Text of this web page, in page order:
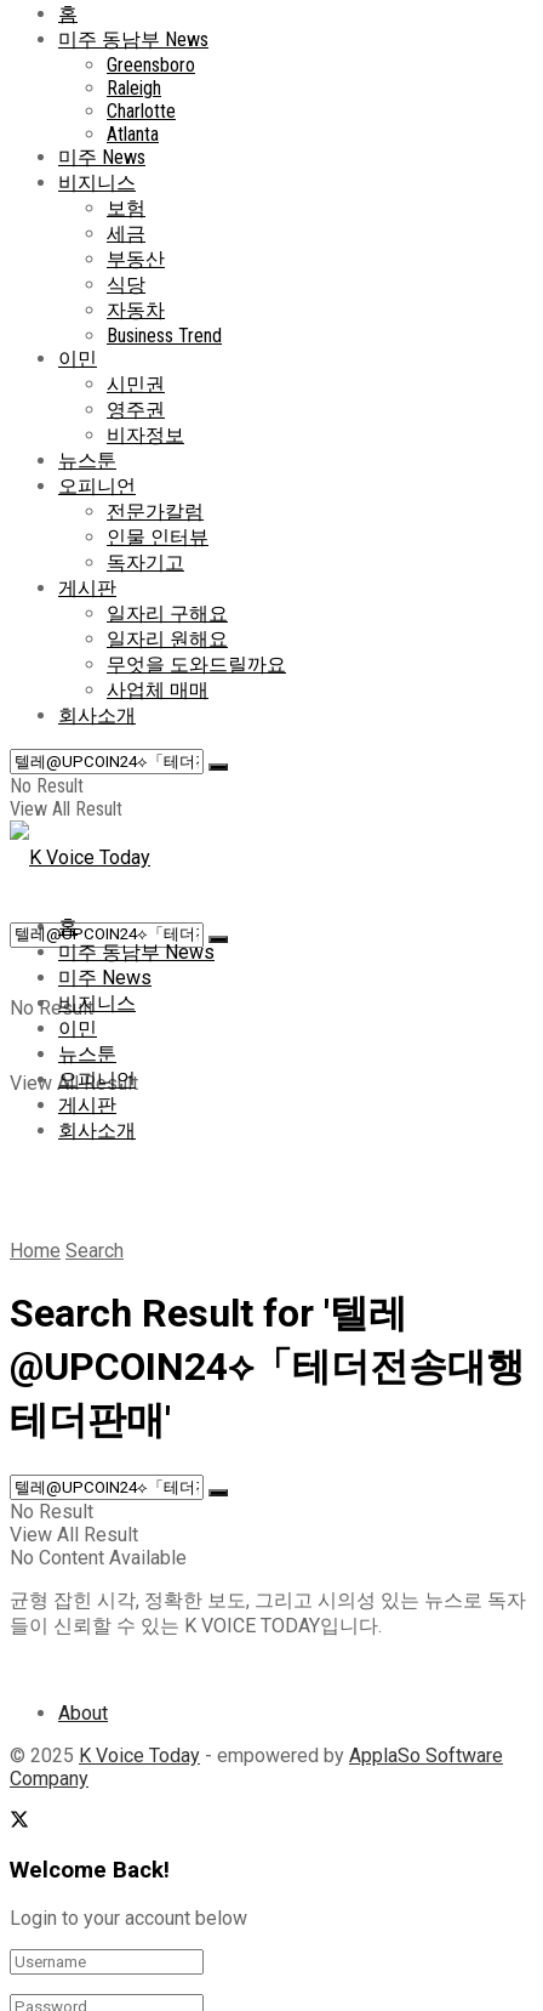
홈
미주 동남부 News
Greensboro
Raleigh
Charlotte
Atlanta
미주 News
비지니스
보험
세금
부동산
식당
자동차
Business Trend
이민
시민권
영주권
비자정보
뉴스툰
오피니언
전문가칼럼
인물 인터뷰
독자기고
게시판
일자리 구해요
일자리 원해요
무엇을 도와드릴까요
사업체 매매
회사소개
No Result
View All Result
No Result
View All Result
홈
미주 동남부 News
미주 News
비지니스
이민
뉴스툰
오피니언
게시판
회사소개
Home Search
Search Result for '텔레
@UPCOIN24⟡「테더전송대행
테더판매'
No Result
View All Result
No Content Available
균형 잡힌 시각, 정확한 보도, 그리고 시의성 있는 뉴스로 독자
들이 신뢰할 수 있는 K VOICE TODAY입니다.
About
© 2025 K Voice Today - empowered by ApplaSo Software
Company
Welcome Back!
Login to your account below